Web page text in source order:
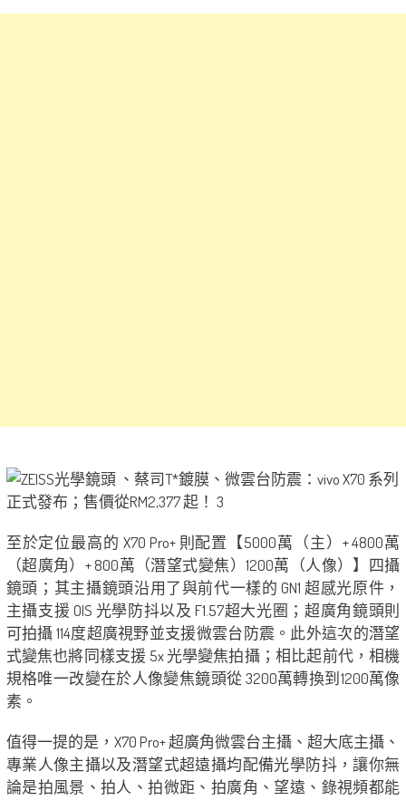
至於定位最高的 X70 Pro+ 則配置【5000萬（主）+ 4800萬
（超廣角）+ 800萬（潛望式變焦）1200萬（人像）】四攝
鏡頭；其主攝鏡頭沿用了與前代一樣的 GN1 超感光原件，
主攝支援 OIS 光學防抖以及 F1.57超大光圈；超廣角鏡頭則
可拍攝 114度超廣視野並支援微雲台防震。此外這次的潛望
式變焦也將同樣支援 5x 光學變焦拍攝；相比起前代，相機
規格唯一改變在於人像變焦鏡頭從 3200萬轉換到1200萬像
素。
值得一提的是，X70 Pro+ 超廣角微雲台主攝、超大底主攝、
專業人像主攝以及潛望式超遠攝均配備光學防抖，讓你無
論是拍風景、拍人、拍微距、拍廣角、望遠、錄視頻都能